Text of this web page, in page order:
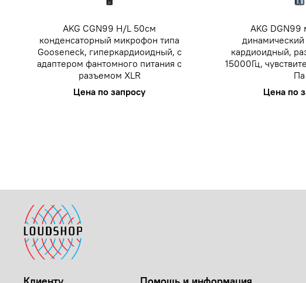
AKG CGN99 H/L 50см
конденсаторный микрофон типа
Gooseneck, гиперкардиоидный, с
адаптером фантомного питания с
разъемом XLR
Цена по запросу
AKG
кардиоидный,
15000Гц,
Па
Цена по